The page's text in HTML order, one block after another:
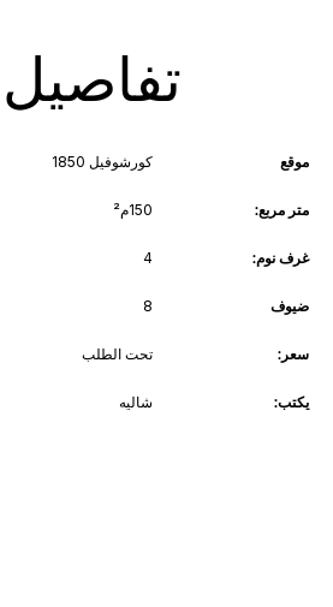
تفاصيل
موقع كورشوفيل 1850
متر مربع: 150م²
غرف نوم: 4
ضيوف 8
سعر: تحت الطلب
يكتب: شاليه